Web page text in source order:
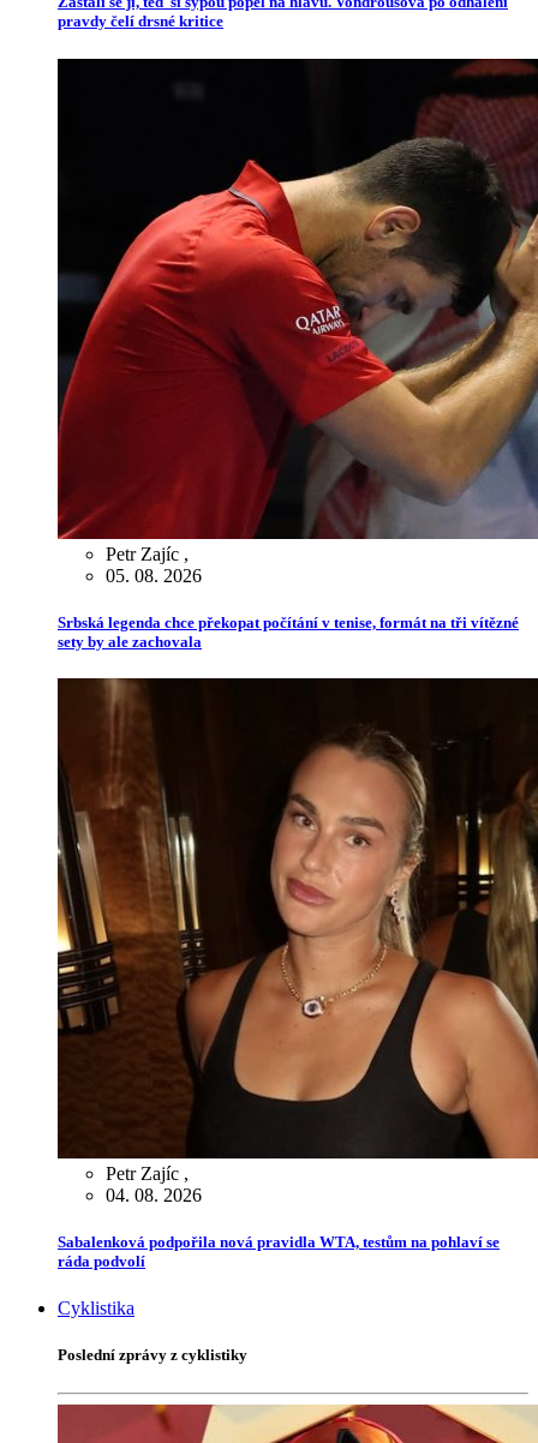
pravdy čelí drsné kritice
Petr Zajíc ,
05. 08. 2026
Srbská legenda chce překopat počítání v tenise, formát na tři vítězné
sety by ale zachovala
Petr Zajíc ,
04. 08. 2026
Sabalenková podpořila nová pravidla WTA, testům na pohlaví se
ráda podvolí
Cyklistika
Poslední zprávy z cyklistiky